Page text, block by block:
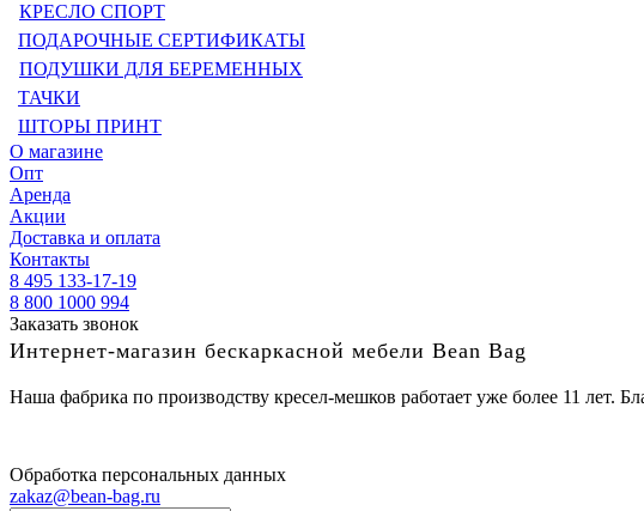
КРЕСЛО СПОРТ
ПОДАРОЧНЫЕ СЕРТИФИКАТЫ
ПОДУШКИ ДЛЯ БЕРЕМЕННЫХ
ТАЧКИ
ШТОРЫ ПРИНТ
О магазине
Опт
Аренда
Акции
Доставка и оплата
Контакты
8 495 133-17-19
8 800 1000 994
Заказать звонок
Интернет-магазин бескаркасной мебели Bean Bag
Наша фабрика по производству кресел-мешков работает уже более 11
Обработка персональных данных
zakaz@bean-bag.ru